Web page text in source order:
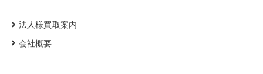
法人様買取案内
会社概要